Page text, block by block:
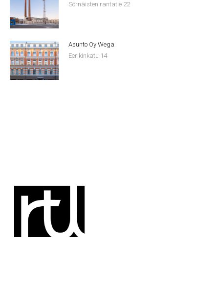
Sörnäisten rantatie 22
Asunto Oy Wega
Eerikinkatu 14